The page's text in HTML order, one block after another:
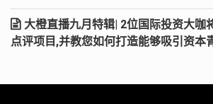
大橙直播九月特辑| 2位国际投资大咖
点评项目,并教您如何打造能够吸引资本